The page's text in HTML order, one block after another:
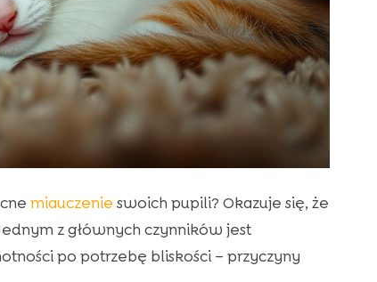
miauczenie swoich pupili? Okazuje się, że
z głównych czynników jest
po potrzebę bliskości – przyczyny